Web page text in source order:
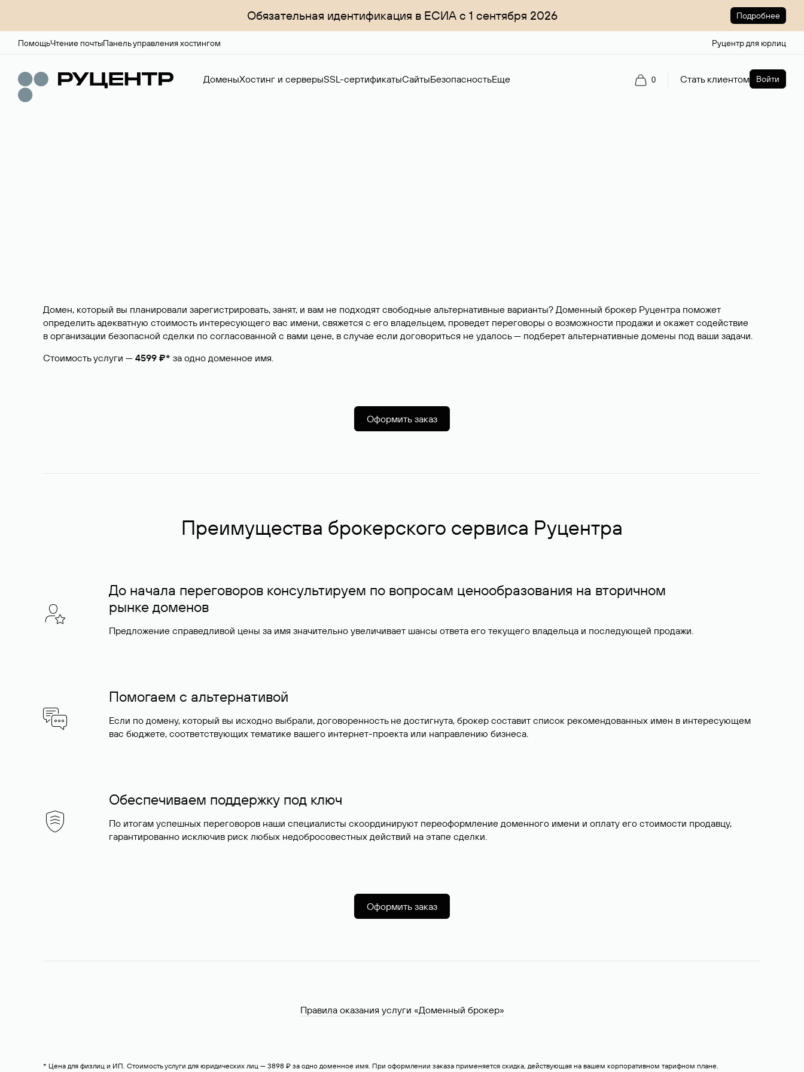
Обязательная идентификация в ЕСИА с 1 сентября 2026 Подробнее
ПомощьЧтение почтыПанель управления хостингом Руцентр для юрлиц
ДоменыХостинг и серверыSSL-сертификатыСайтыБезопасностьЕще 0 Стать клиентом Войти
Домен, который вы планировали зарегистрировать, занят, и вам не подходят свободные альтернативные варианты? Доменный брокер Руцентра поможет
определить адекватную стоимость интересующего вас имени, свяжется с его владельцем, проведет переговоры о возможности продажи и окажет содействие
в организации безопасной сделки по согласованной с вами цене, в случае если договориться не удалось — подберет альтернативные домены под ваши задачи.
Стоимость услуги — 4599 ₽* за одно доменное имя.
Оформить заказ
Преимущества брокерского сервиса Руцентра
До начала переговоров консультируем по вопросам ценообразования на вторичном
рынке доменов
Предложение справедливой цены за имя значительно увеличивает шансы ответа его текущего владельца и последующей продажи.
Помогаем с альтернативой
Если по домену, который вы исходно выбрали, договоренность не достигнута, брокер составит список рекомендованных имен в интересующем
вас бюджете, соответствующих тематике вашего интернет-проекта или направлению бизнеса.
Обеспечиваем поддержку под ключ
По итогам успешных переговоров наши специалисты скоординируют переоформление доменного имени и оплату его стоимости продавцу,
гарантированно исключив риск любых недобросовестных действий на этапе сделки.
Оформить заказ
Правила оказания услуги «Доменный брокер»
* Цена для физлиц и ИП. Стоимость услуги для юридических лиц — 3898 ₽ за одно доменное имя. При оформлении заказа применяется скидка, действующая на вашем корпоративном тарифном плане.